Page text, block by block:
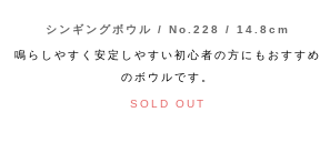
シンギングボウル / No.228 / 14.8cm
鳴らしやすく安定しやすい初心者の方にもおすすめ
のボウルです。
SOLD OUT